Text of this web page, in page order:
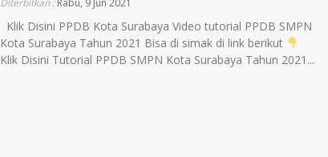
Klik Disini PPDB Kota Surabaya Video tutorial PPDB SMPN
Kota Surabaya Tahun 2021 Bisa di simak di link berikut
Klik Disini Tutorial PPDB SMPN Kota Surabaya Tahun 2021...